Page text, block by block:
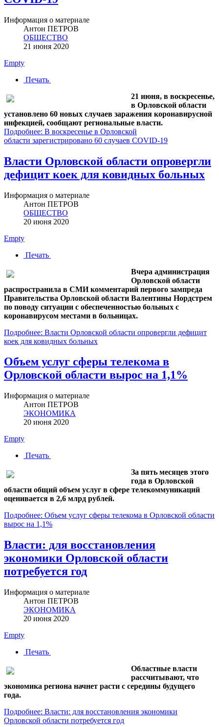
Информация о материале
Антон ПЕТРОВ
ОБЩЕСТВО
21 июня 2020
Empty
Печать
21 июня, в воскресенье,
в Орловской области
установлено 60 новых случаев заражения коронавирусной
инфекцией, сообщают региональные власти.
Подробнее: В воскресенье в Орловской
области зарегистрировано 60 случаев COVID-19
Власти Орловской области опровергли
дефицит коек для ковидных больных
Информация о материале
Антон ПЕТРОВ
ОБЩЕСТВО
20 июня 2020
Empty
Печать
Вчера администрация
Орловской области
распространила в СМИ комментарий первого зампреда
Правительства Орловской области Валентины Нордстрем
по поводу ситуации с обеспеченностью больных с
коронавирусом местами в больницах.
Подробнее: Власти Орловской области опровергли дефицит
коек для ковидных больных
Объем услуг сферы телекома в
Орловской области вырос на 1,1%
Информация о материале
Антон ПЕТРОВ
ЭКОНОМИКА
20 июня 2020
Empty
Печать
За пять месяцев этого
года в Орловской
области общий объем услуг в сфере телекоммуникаций
оценивается в 2,6 млрд рублей.
Подробнее: Объем услуг сферы телекома в Орловской области
вырос на 1,1%
Власти: для восстановления
экономики Орловской области
потребуется год
Информация о материале
Антон ПЕТРОВ
ЭКОНОМИКА
20 июня 2020
Empty
Печать
Областные власти
рассчитывают, что
экономика региона начнет расти с середины будущего
года.
Подробнее: Власти: для восстановления экономики
Орловской области потребуется год